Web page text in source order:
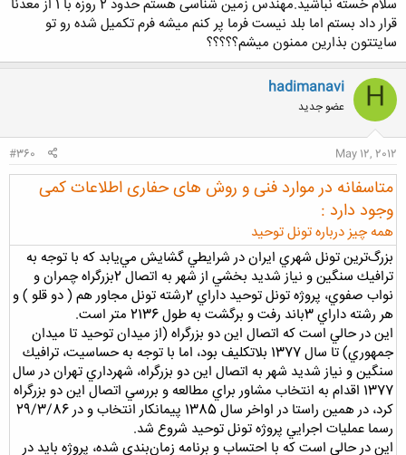
سلام خسته نباشید.مهندس زمین شناسی هستم حدود 2 روزه با 1 از معدنا
قرار داد بستم اما بلد نیست فرما پر کنم میشه فرم تکمیل شده رو تو
سایتتون بذارین ممنون میشم؟؟؟؟؟
H
hadimanavi
عضو جدید
May 12, 2012
#360
متاسفانه در موارد فنی و روش های حفاری اطلاعات کمی
وجود دارد :
همه چیز درباره تونل توحيد
بزرگ‌ترين تونل شهري ايران در شرايطي گشايش مي‌يابد كه با توجه به
ترافيك سنگين و نياز شديد بخشي از شهر به اتصال 2بزرگراه چمران و
نواب صفوي، پروژه تونل توحيد داراي 2رشته تونل مجاور هم ( دو قلو ) و
هر رشته داراي 3باند رفت و برگشت به طول 2136 متر است.
اين در حالي است كه اتصال اين دو بزرگراه (از ميدان توحيد تا ميدان
جمهوري) تا سال 1377 بلاتكليف بود، اما با توجه به حساسيت، ترافيك
سنگين و نياز شديد شهر به اتصال اين دو بزرگراه، شهرداري تهران در سال
1377 اقدام به انتخاب مشاور براي مطالعه و بررسي اتصال اين دو بزرگراه
كرد، در همين راستا در اواخر سال 1385 پيمانكار انتخاب و در 29/3/86
رسما عمليات اجرايي پروژه تونل توحيد شروع شد.
اين در حالي است كه با احتساب و برنامه زمان‌بندي شده، پروژه بايد در